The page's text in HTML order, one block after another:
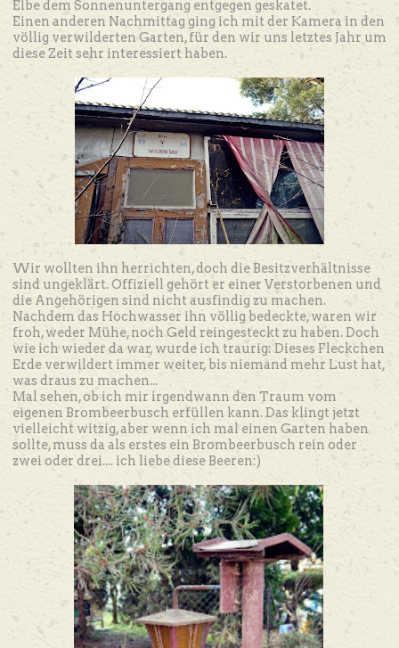
Elbe dem Sonnenuntergang entgegen geskatet.
Einen anderen Nachmittag ging ich mit der Kamera in den
völlig verwilderten Garten, für den wir uns letztes Jahr um
diese Zeit sehr interessiert haben.
Wir wollten ihn herrichten, doch die Besitzverhältnisse
sind ungeklärt. Offiziell gehört er einer Verstorbenen und
die Angehörigen sind nicht ausfindig zu machen.
Nachdem das Hochwasser ihn völlig bedeckte, waren wir
froh, weder Mühe, noch Geld reingesteckt zu haben. Doch
wie ich wieder da war, wurde ich traurig: Dieses Fleckchen
Erde verwildert immer weiter, bis niemand mehr Lust hat,
was draus zu machen...
Mal sehen, ob ich mir irgendwann den Traum vom
eigenen Brombeerbusch erfüllen kann. Das klingt jetzt
vielleicht witzig, aber wenn ich mal einen Garten haben
sollte, muss da als erstes ein Brombeerbusch rein oder
zwei oder drei.... ich liebe diese Beeren:)